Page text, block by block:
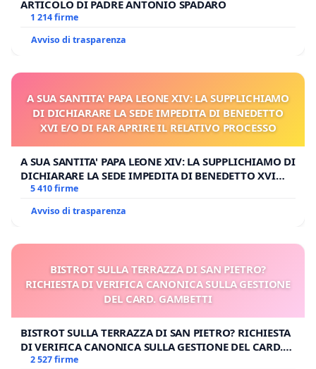
ARTICOLO DI PADRE ANTONIO SPADARO
1 214 firme
Avviso di trasparenza
A SUA SANTITA' PAPA LEONE XIV: LA SUPPLICHIAMO
DI DICHIARARE LA SEDE IMPEDITA DI BENEDETTO
XVI E/O DI FAR APRIRE IL RELATIVO PROCESSO
A SUA SANTITA' PAPA LEONE XIV: LA SUPPLICHIAMO DI
DICHIARARE LA SEDE IMPEDITA DI BENEDETTO XVI
E/O DI FAR APRIRE IL RELATIVO PROCESSO
5 410 firme
Avviso di trasparenza
BISTROT SULLA TERRAZZA DI SAN PIETRO?
RICHIESTA DI VERIFICA CANONICA SULLA GESTIONE
DEL CARD. GAMBETTI
BISTROT SULLA TERRAZZA DI SAN PIETRO? RICHIESTA
DI VERIFICA CANONICA SULLA GESTIONE DEL CARD.
GAMBETTI
2 527 firme